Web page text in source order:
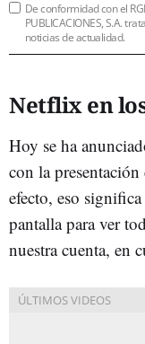
De conformidad con el
PUBLICACIONES, S.A.
noticias de actualidad.
Netflix en
Hoy se ha
con la
efecto, eso
pantalla para ver
nuestra cuenta, en